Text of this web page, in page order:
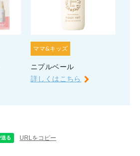
ママ&キッズ
ニプルベール
詳しくはこちら
URLをコピー